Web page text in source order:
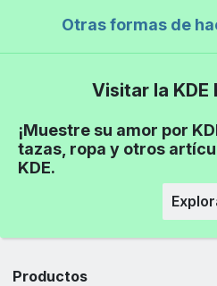
Otras formas de
Visitar la
¡Muestre su amor por
tazas, ropa y otros
KDE.
Productos